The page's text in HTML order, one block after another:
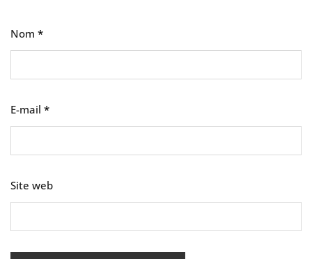
Nom *
E-mail *
Site web